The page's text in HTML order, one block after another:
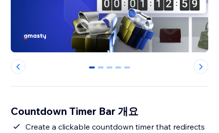
0 1 2 3 4
Countdown Timer Bar 개요
Create a clickable countdown timer that redirects